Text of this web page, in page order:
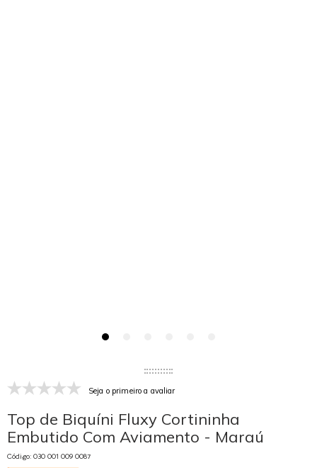
Seja o primeiro a avaliar
Top de Biquíni Fluxy Cortininha
Embutido Com Aviamento - Maraú
Código: 030 001 009 0087